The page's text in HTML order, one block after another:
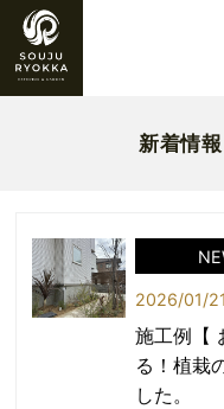
新着情
2026/01/21
施工例【
る！植栽
した。